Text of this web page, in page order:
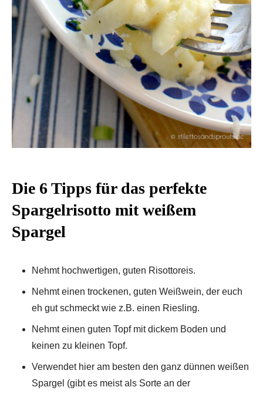
Die 6 Tipps für das perfekte
Spargelrisotto mit weißem
Spargel
Nehmt hochwertigen, guten Risottoreis.
Nehmt einen trockenen, guten Weißwein, der euch
eh gut schmeckt wie z.B. einen Riesling.
Nehmt einen guten Topf mit dickem Boden und
keinen zu kleinen Topf.
Verwendet hier am besten den ganz dünnen weißen
Spargel (gibt es meist als Sorte an der